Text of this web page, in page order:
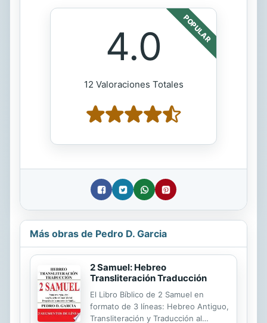
POPULAR
4.0
12 Valoraciones Totales
Más obras de Pedro D. Garcia
2 Samuel: Hebreo
Transliteración Traducción
El Libro Bíblico de 2 Samuel en
formato de 3 líneas: Hebreo Antiguo,
Transliteración y Traducción al